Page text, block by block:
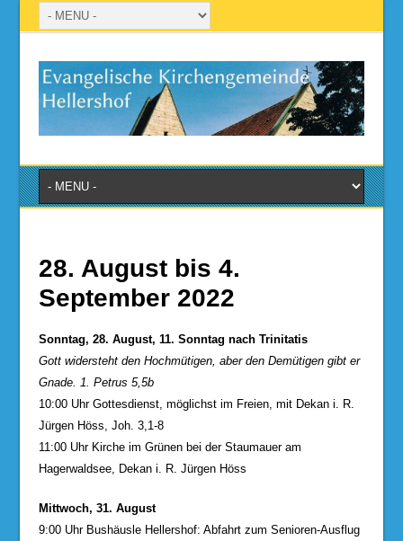
28. August bis 4.
September 2022
Sonntag, 28. August, 11. Sonntag nach Trinitatis
Gott widersteht den Hochmütigen, aber den Demütigen gibt er
Gnade. 1. Petrus 5,5b
10:00 Uhr Gottesdienst, möglichst im Freien, mit Dekan i. R.
Jürgen Höss, Joh. 3,1-8
11:00 Uhr Kirche im Grünen bei der Staumauer am
Hagerwaldsee, Dekan i. R. Jürgen Höss
Mittwoch, 31. August
9:00 Uhr Bushäusle Hellershof: Abfahrt zum Senioren-Ausflug